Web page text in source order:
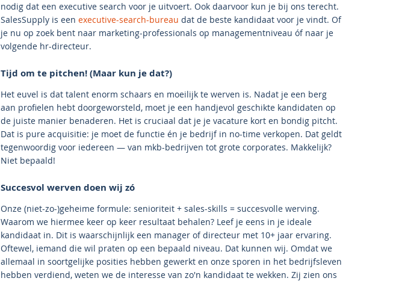
nodig dat een executive search voor je uitvoert. Ook daarvoor kun je bij ons terecht.
SalesSupply is een executive-search-bureau dat de beste kandidaat voor je vindt. Of
je nu op zoek bent naar marketing-professionals op managementniveau óf naar je
volgende hr-directeur.
Tijd om te pitchen! (Maar kun je dat?)
Het euvel is dat talent enorm schaars en moeilijk te werven is. Nadat je een berg
aan profielen hebt doorgeworsteld, moet je een handjevol geschikte kandidaten op
de juiste manier benaderen. Het is cruciaal dat je je vacature kort en bondig pitcht.
Dat is pure acquisitie: je moet de functie én je bedrijf in no-time verkopen. Dat geldt
tegenwoordig voor iedereen — van mkb-bedrijven tot grote corporates. Makkelijk?
Niet bepaald!
Succesvol werven doen wij zó
Onze (niet-zo-)geheime formule: senioriteit + sales-skills = succesvolle werving.
Waarom we hiermee keer op keer resultaat behalen? Leef je eens in je ideale
kandidaat in. Dit is waarschijnlijk een manager of directeur met 10+ jaar ervaring.
Oftewel, iemand die wil praten op een bepaald niveau. Dat kunnen wij. Omdat we
allemaal in soortgelijke posities hebben gewerkt en onze sporen in het bedrijfsleven
hebben verdiend, weten we de interesse van zo'n kandidaat te wekken. Zij zien ons